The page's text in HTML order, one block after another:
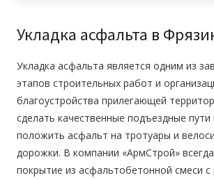
Укладка асфальта в
Укладка асфальта является одним из
этапов строительных работ и
благоустройства прилегающей
сделать качественные подъездные
положить асфальт на тротуары и
дорожки. В компании «АрмСтрой»
покрытие из асфальтобетонной смеси